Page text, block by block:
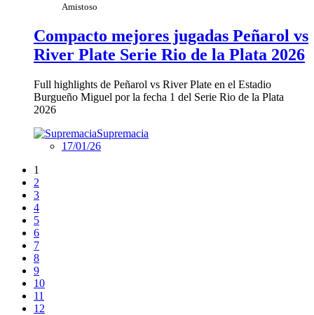
Amistoso
Compacto mejores jugadas Peñarol vs
River Plate Serie Rio de la Plata 2026
Full highlights de Peñarol vs River Plate en el Estadio
Burgueño Miguel por la fecha 1 del Serie Rio de la Plata
2026
Supremacia
17/01/26
1
2
3
4
5
6
7
8
9
10
11
12